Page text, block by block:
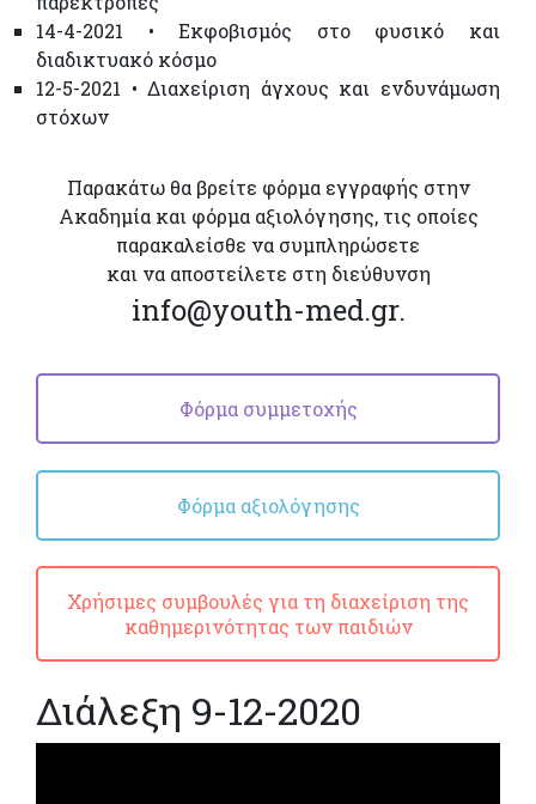
14-4-2021 • Εκφοβισμός στο φυσικό και
διαδικτυακό κόσμο
12-5-2021 • Διαχείριση άγχους και ενδυνάμωση
στόχων
Παρακάτω θα βρείτε φόρμα εγγραφής στην
Ακαδημία και φόρμα αξιολόγησης, τις οποίες
παρακαλείσθε να συμπληρώσετε
και να αποστείλετε στη διεύθυνση
info@youth-med.gr.
Φόρμα συμμετοχής
Φόρμα αξιολόγησης
Χρήσιμες συμβουλές για τη διαχείριση της
καθημερινότητας των παιδιών
Διάλεξη 9-12-2020